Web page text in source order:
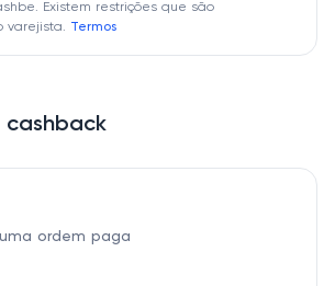
Existem restrições que são
varejista. Termos
ordem paga